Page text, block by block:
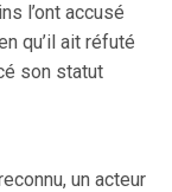
l’ont accusé
qu’il ait réfuté
son statut
un acteur